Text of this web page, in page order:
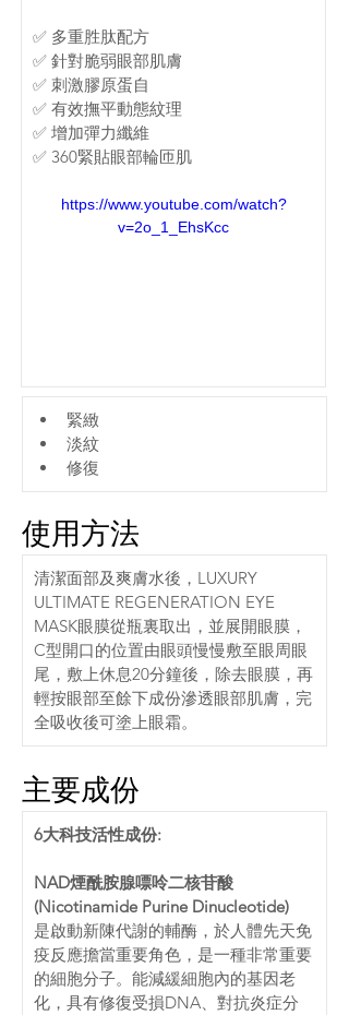
✅ 多重胜肽配方
✅ 針對脆弱眼部肌膚
✅ 刺激膠原蛋自
✅ 有效撫平動態紋理
✅ 增加彈力纖維
✅ 360緊貼眼部輪匝肌
https://www.youtube.com/watch?
v=2o_1_EhsKcc
緊緻
淡紋
修復
使用方法
清潔面部及爽膚水後，LUXURY
ULTIMATE REGENERATION EYE
MASK眼膜從瓶裏取出，並展開眼膜，
C型開口的位置由眼頭慢慢敷至眼周眼
尾，敷上休息20分鐘後，除去眼膜，再
輕按眼部至餘下成份滲透眼部肌膚，完
全吸收後可塗上眼霜。
主要成份
6大科技活性成份:
NAD煙酰胺腺嘌呤二核苷酸
(Nicotinamide Purine Dinucleotide)
是啟動新陳代謝的輔酶，於人體先天免
疫反應擔當重要角色，是一種非常重要
的細胞分子。能減緩細胞內的基因老
化，具有修復受損DNA、對抗炎症分